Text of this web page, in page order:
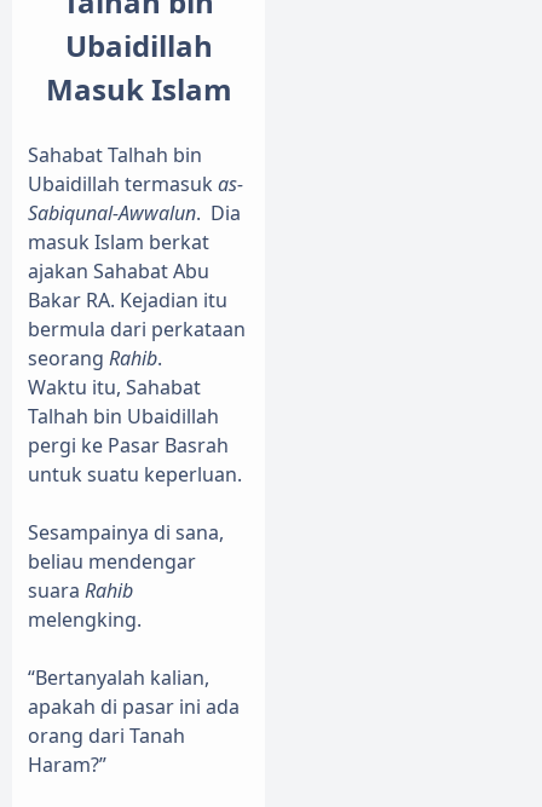
Ubaidillah
Masuk Islam
Sahabat Talhah bin
Ubaidillah termasuk as-
Sabiqunal-Awwalun. Dia
masuk Islam berkat
ajakan Sahabat Abu
Bakar RA. Kejadian itu
bermula dari perkataan
seorang Rahib.
Waktu itu, Sahabat
Talhah bin Ubaidillah
pergi ke Pasar Basrah
untuk suatu keperluan.
Sesampainya di sana,
beliau mendengar
suara Rahib
melengking.
“Bertanyalah kalian,
apakah di pasar ini ada
orang dari Tanah
Haram?”